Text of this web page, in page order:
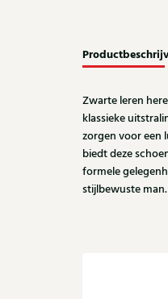
Zwarte leren
klassieke
zorgen voor een
biedt deze
formele
stijlbewuste man.